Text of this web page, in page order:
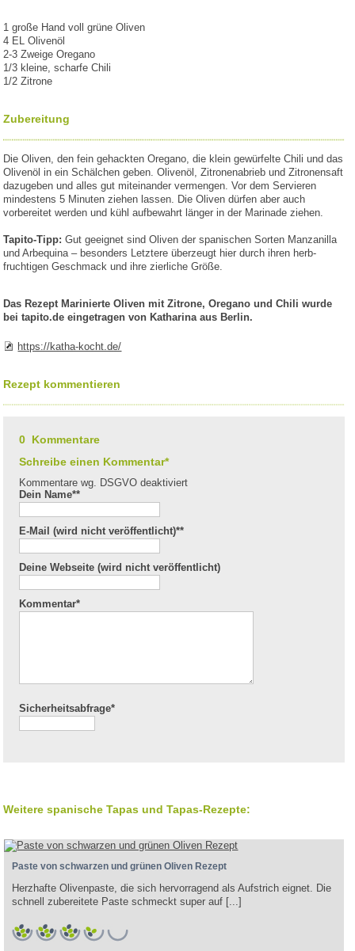
1 große Hand voll grüne Oliven
4 EL Olivenöl
2-3 Zweige Oregano
1/3 kleine, scharfe Chili
1/2 Zitrone
Zubereitung
Die Oliven, den fein gehackten Oregano, die klein gewürfelte Chili und das
Olivenöl in ein Schälchen geben. Olivenöl, Zitronenabrieb und Zitronensaft
dazugeben und alles gut miteinander vermengen. Vor dem Servieren
mindestens 5 Minuten ziehen lassen. Die Oliven dürfen aber auch
vorbereitet werden und kühl aufbewahrt länger in der Marinade ziehen.
Tapito-Tipp:Gut geeignet sind Oliven der spanischen Sorten Manzanilla
und Arbequina – besonders Letztere überzeugt hier durch ihren herb-
fruchtigen Geschmack und ihre zierliche Größe.
Das Rezept Marinierte Oliven mit Zitrone, Oregano und Chili wurde
bei tapito.de eingetragen von Katharina aus Berlin.
https://katha-kocht.de/
Rezept kommentieren
0 Kommentare
Schreibe einen Kommentar*
Kommentare wg. DSGVO deaktiviert
Dein Name**
E-Mail (wird nicht veröffentlicht)**
Deine Webseite (wird nicht veröffentlicht)
Kommentar*
Sicherheitsabfrage*
Weitere spanische Tapas und Tapas-Rezepte:
Paste von schwarzen und grünen Oliven Rezept
Herzhafte Olivenpaste, die sich hervorragend als Aufstrich eignet. Die
schnell zubereitete Paste schmeckt super auf [...]